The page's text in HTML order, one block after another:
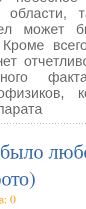
области,
может
Кроме
0